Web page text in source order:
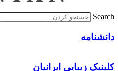
Search
دانشنامه
کلینیک زیبایی ایرانیان